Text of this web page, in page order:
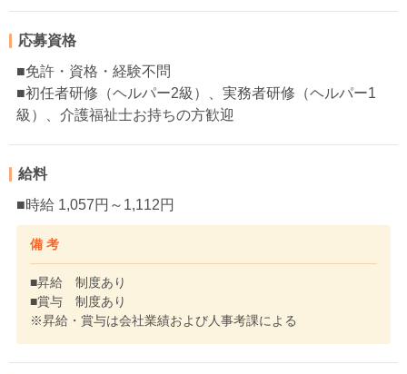
応募資格
■免許・資格・経験不問
■初任者研修（ヘルパー2級）、実務者研修（ヘルパー1
級）、介護福祉士お持ちの方歓迎
給料
■時給 1,057円～1,112円
備 考
■昇給 制度あり
■賞与 制度あり
※昇給・賞与は会社業績および人事考課による